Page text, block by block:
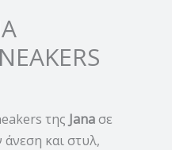
της Janaσε
και στυλ,